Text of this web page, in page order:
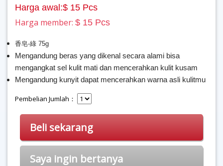
Harga awal:$ 15 Pcs
Harga member: $ 15 Pcs
香皂-綠 75g
Mengandung beras yang dikenal secara alami bisa
mengangkat sel kulit mati dan mencerahkan kulit kusam
Mengandung kunyit dapat mencerahkan warna asli kulitmu
Pembelian Jumlah：
Beli sekarang
Saya ingin bertanya